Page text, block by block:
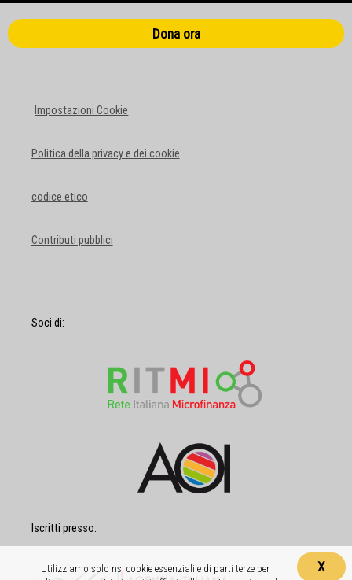
Dona ora
Impostazioni Cookie
Politica della privacy e dei cookie
codice etico
Contributi pubblici
Soci di:
Iscritti presso:
X
Utilizziamo solo ns. cookie essenziali e di parti terze per